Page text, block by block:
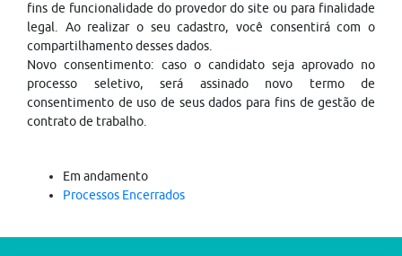
fins de funcionalidade do provedor do site ou para finalidade
legal. Ao realizar o seu cadastro, você consentirá com o
compartilhamento desses dados.
Novo consentimento: caso o candidato seja aprovado no
processo seletivo, será assinado novo termo de
consentimento de uso de seus dados para fins de gestão de
contrato de trabalho.
Em andamento
Processos Encerrados